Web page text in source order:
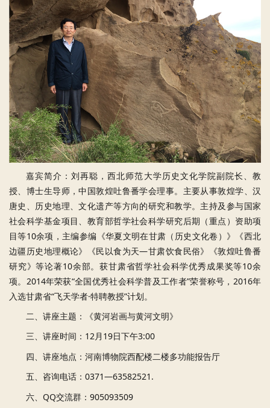
嘉宾简介：刘再聪，西北师范大学历史文化学院副院长、教
授、博士生导师，中国敦煌吐鲁番学会理事。主要从事敦煌学、汉
唐史、历史地理、文化遗产等方向的研究和教学。主持及参与国家
社会科学基金项目、教育部哲学社会科学研究后期（重点）资助项
目等10余项，主编参编《华夏文明在甘肃（历史文化卷）》《西北
边疆历史地理概论》《民以食为天—甘肃饮食民俗》《敦煌吐鲁番
研究》等论著10余部。获甘肃省哲学社会科学优秀成果奖等10余
项。2014年荣获“全国优秀社会科学普及工作者”荣誉称号，2016年
入选甘肃省“飞天学者·特聘教授”计划。
二、讲座主题：《黄河岩画与黄河文明》
三、讲座时间：12月19日下午3:00
四、讲座地点：河南博物院西配楼二楼多功能报告厅
五、咨询电话：0371—63582521.
六、QQ交流群：905093509